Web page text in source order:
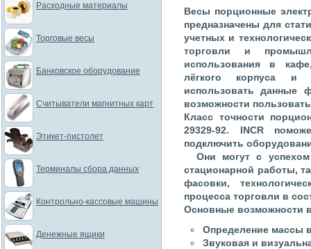
Весы порционные
предназначены для
учетных и
торговли и
использования в
лёгкого корпуса и
использовать данные
возможности
Класс точности
29329-92. INCR
подключить
Они могут с успехом
стационарной работы,
фасовки,
процесса торговли в
Основные возможности
Определение массы
Звуковая и
Расходные материалы
Торговые весы
Банковское оборудование
Считыватели магнитных карт
Этикет-пистолет
Терминалы сбора данных
Контрольно-кассовые машины
Денежные ящики